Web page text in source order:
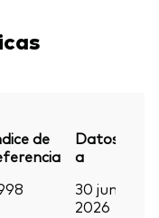
de
Datos
a
30 jun
2026